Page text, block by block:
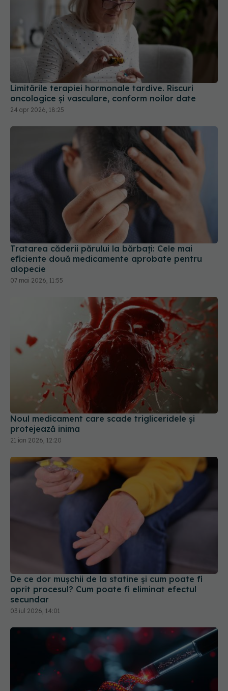
Limitările terapiei hormonale tardive. Riscuri
oncologice și vasculare, conform noilor date
24 apr 2026, 18:25
Tratarea căderii părului la bărbați: Cele mai
eficiente două medicamente aprobate pentru
Noul medicament care scade trigliceridele și
protejează inima
21 ian 2026, 12:20
De ce dor mușchii de la statine și cum poate fi
oprit procesul? Cum poate fi eliminat efectul